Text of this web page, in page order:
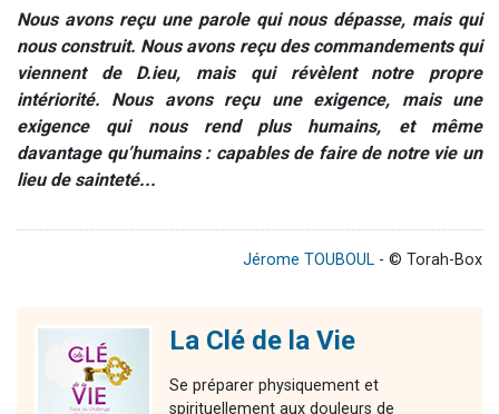
Nous avons reçu une parole qui nous dépasse, mais qui
nous construit. Nous avons reçu des commandements qui
viennent de D.ieu, mais qui révèlent notre propre
intériorité. Nous avons reçu une exigence, mais une
exigence qui nous rend plus humains, et même
davantage qu’humains : capables de faire de notre vie un
lieu de sainteté...
Jérome TOUBOUL - © Torah-Box
La Clé de la Vie
Se préparer physiquement et
spirituellement aux douleurs de